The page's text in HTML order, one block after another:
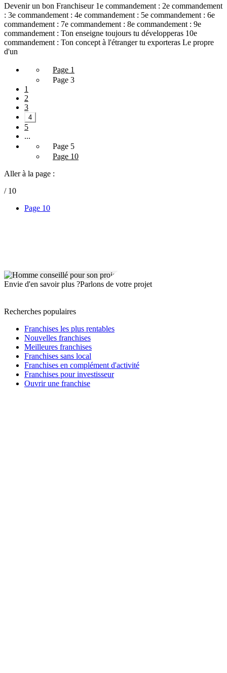
Devenir un bon Franchiseur 1e commandement : 2e commandement
: 3e commandement : 4e commandement : 5e commandement : 6e
commandement : 7e commandement : 8e commandement : 9e
commandement : Ton enseigne toujours tu développeras 10e
commandement : Ton concept à l'étranger tu exporteras Le propre
d'un
Page 1
Page 3
1
2
3
4
5
...
Page 5
Page 10
Aller à la page :
/ 10
Page 10
Envie d'en savoir plus ?Parlons de votre projet
Recherches populaires
Franchises les plus rentables
Nouvelles franchises
Meilleures franchises
Franchises sans local
Franchises en complément d'activité
Franchises pour investisseur
Ouvrir une franchise